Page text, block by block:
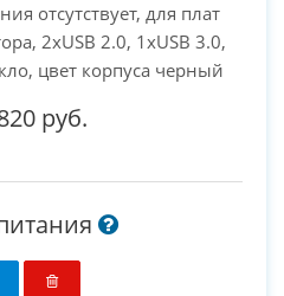
отсутствует, для плат
2xUSB 2.0, 1xUSB 3.0,
цвет корпуса черный
руб.